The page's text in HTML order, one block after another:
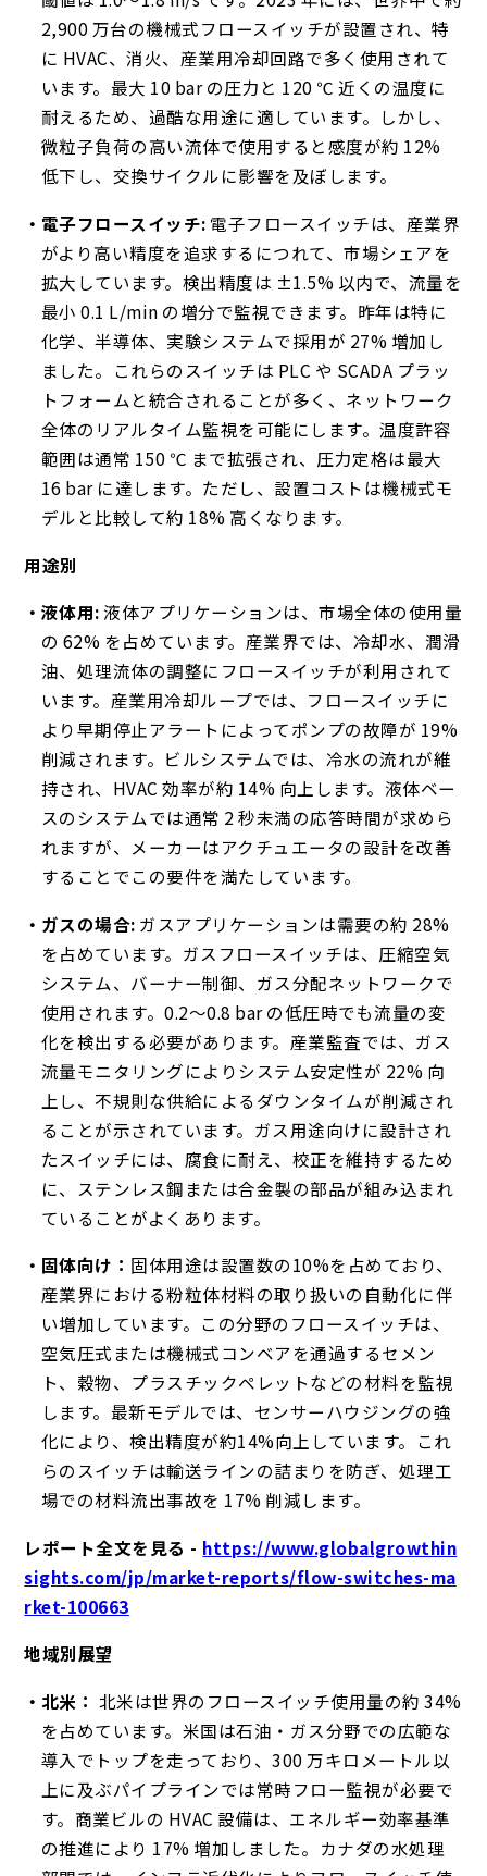
2,900 万台の機械式フロースイッチが設置され、特
に HVAC、消火、産業用冷却回路で多く使用されて
います。最大 10 bar の圧力と 120 ℃ 近くの温度に
耐えるため、過酷な用途に適しています。しかし、
微粒子負荷の高い流体で使用すると感度が約 12%
低下し、交換サイクルに影響を及ぼします。
電子フロースイッチ: 電子フロースイッチは、産業界
がより高い精度を追求するにつれて、市場シェアを
拡大​​しています。検出精度は ±1.5% 以内で、流量を
最小 0.1 L/min の増分で監視できます。昨年は特に
化学、半導体、実験システムで採用が 27% 増加し
ました。これらのスイッチは PLC や SCADA プラッ
トフォームと統合されることが多く、ネットワーク
全体のリアルタイム監視を可能にします。温度許容
範囲は通常 150 ℃ まで拡張され、圧力定格は最大
16 bar に達します。ただし、設置コストは機械式モ
デルと比較して約 18% 高くなります。
用途別
液体用:液体アプリケーションは、市場全体の使用量
の 62% を占めています。産業界では、冷却水、潤滑
油、処理流体の調整にフロースイッチが利用されて
います。産業用冷却ループでは、フロースイッチに
より早期停止アラートによってポンプの故障が 19%
削減されます。ビルシステムでは、冷水の流れが維
持され、HVAC 効率が約 14% 向上します。液体ベー
スのシステムでは通常 2 秒未満の応答時間が求めら
れますが、メーカーはアクチュエータの設計を改善
することでこの要件を満たしています。
ガスの場合: ガスアプリケーションは需要の約 28%
を占めています。ガスフロースイッチは、圧縮空気
システム、バーナー制御、ガス分配ネットワークで
使用されます。0.2～0.8 bar の低圧時でも流量の変
化を検出する必要があります。産業監査では、ガス
流量モニタリングによりシステム安定性が 22% 向
上し、不規則な供給によるダウンタイムが削減され
ることが示されています。ガス用途向けに設計され
たスイッチには、腐食に耐え、校正を維持するため
に、ステンレス鋼または合金製の部品が組み込まれ
ていることがよくあります。
固体向け： 固体用途は設置数の10%を占めており、
産業界における粉粒体材料の取り扱いの自動化に伴
い増加しています。この分野のフロースイッチは、
空気圧式または機械式コンベアを通過するセメン
ト、穀物、プラスチックペレットなどの材料を監視
します。最新モデルでは、センサーハウジングの強
化により、検出精度が約14%向上しています。これ
らのスイッチは輸送ラインの詰まりを防ぎ、処理工
場での材料流出事故を 17% 削減します。
レポート全文を見る - https://www.globalgrowthin
sights.com/jp/market-reports/flow-switches-ma
rket-100663
地域別展望
北米： 北米は世界のフロースイッチ使用量の約 34%
を占めています。米国は石油・ガス分野での広範な
導入でトップを走っており、300 万キロメートル以
上に及ぶパイプラインでは常時フロー監視が必要で
す。商業ビルの HVAC 設備は、エネルギー効率基準
の推進により 17% 増加しました。カナダの水処理